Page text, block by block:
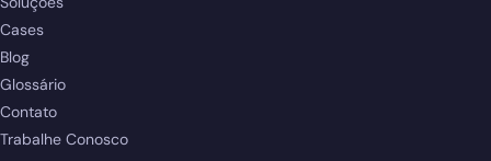
Cases
Blog
Glossário
Contato
Trabalhe Conosco